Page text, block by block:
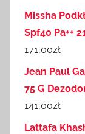
Missha
Spf40 Pa++
171,00zł
Jean Paul
75 G
141,00zł
Lattafa